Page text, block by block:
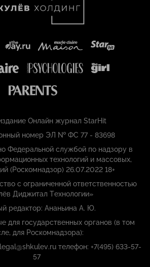
Онлайн журнал StarHit
номер ЭЛ № ФС 77 - 83698
Федеральной службой по надзору в
технологий и массовых,
(Роскомнадзор) 26.07.2022 18+
с ограниченной ответственностью
Диджитал Технологии»
редактор: Ананьина А. Ю.
для государственных органов (в том
для Роскомнадзора):
телефон: +7(495) 633-57-
57